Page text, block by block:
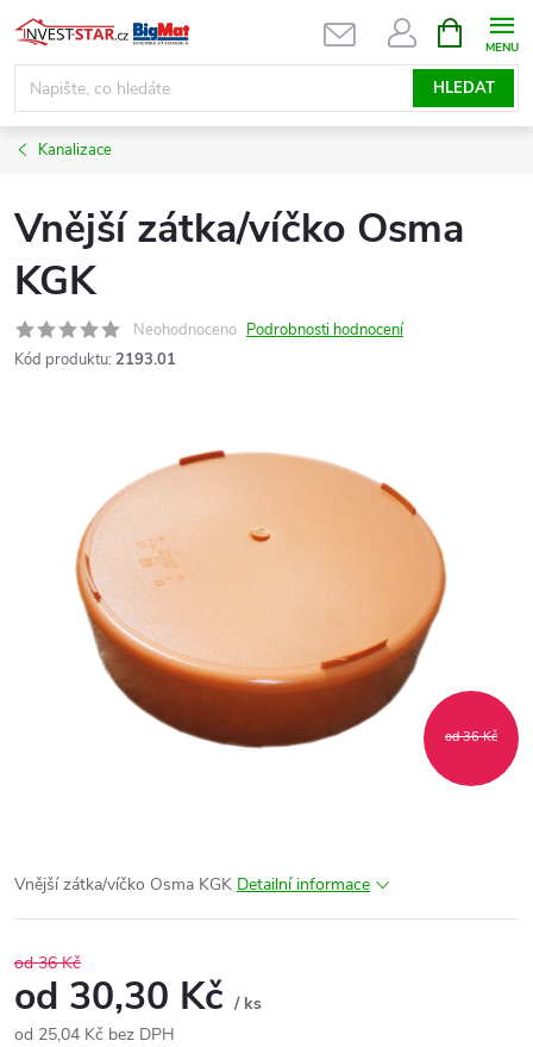
Přejít
na
obsah
HLEDAT
NÁKUPNÍ
KOŠÍK
Kanalizace
Vnější zátka/víčko Osma
KGK
Neohodnoceno Podrobnosti hodnocení
Kód produktu: 2193.01
od 36 Kč
Vnější zátka/víčko Osma KGK Detailní informace
od 36 Kč
od 30,30 Kč / ks
od 25,04 Kč bez DPH